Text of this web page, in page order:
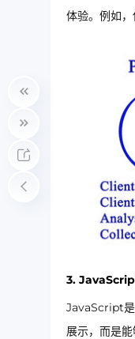
体验。例如
3.
JavaScript是
展示，而是